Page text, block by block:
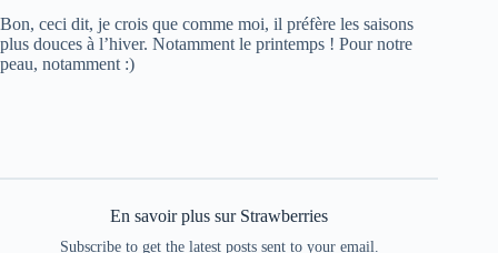
Bon, ceci dit, je crois que comme moi, il préfère les saisons
plus douces à l’hiver. Notamment le printemps ! Pour notre
peau, notamment :)
En savoir plus sur Strawberries
Subscribe to get the latest posts sent to your email.